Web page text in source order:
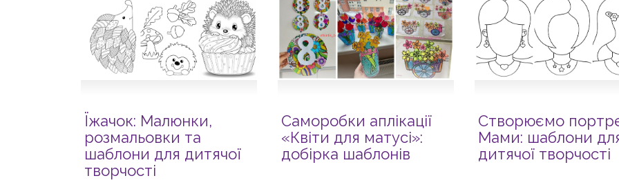
Їжачок: Малюнки,
розмальовки та
шаблони для дитячої
творчості
Саморобки аплікації
«Квіти для матусі»:
добірка шаблонів
Створюємо
Мами: шаблони
дитячої творчості